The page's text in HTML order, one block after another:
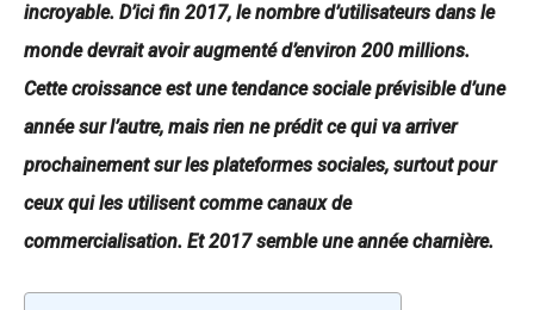
incroyable. D’ici fin 2017, le nombre d’utilisateurs dans le
monde devrait avoir augmenté d’environ 200 millions.
Cette croissance est une tendance sociale prévisible d’une
année sur l’autre, mais rien ne prédit ce qui va arriver
prochainement sur les plateformes sociales, surtout pour
ceux qui les utilisent comme canaux de
commercialisation. Et 2017 semble une année charnière.